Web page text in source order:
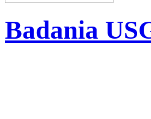
Badania